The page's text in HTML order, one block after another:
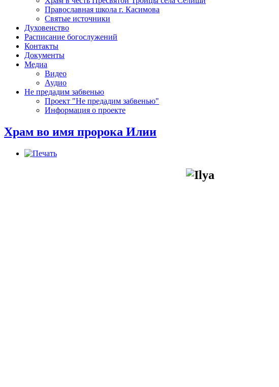
Православная школа г. Касимова
Святые источники
Духовенство
Расписание богослужений
Контакты
Документы
Медиа
Видео
Аудио
Не предадим забвенью
Проект "Не предадим забвенью"
Информация о проекте
Храм во имя пророка Илии